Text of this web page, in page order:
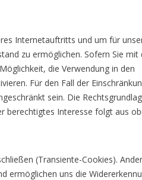
Internetauftritts und um für
zu ermöglichen. Sofern Sie mit
die Verwendung in den
Für den Fall der
sein. Die
berechtigtes Interesse folgt aus
(Transiente-Cookies).
ermöglichen uns die